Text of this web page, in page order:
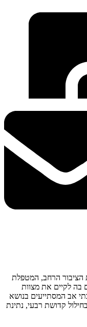
הציבור הרחב, המטפלת
לקיים את מצוות
אב המסתייעים בנושא
קדושת רבעי, נתינת